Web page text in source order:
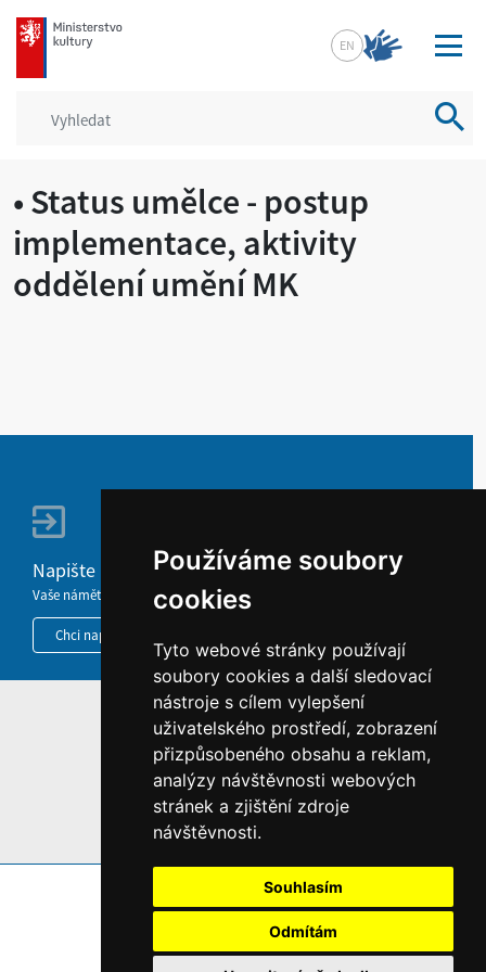
Používáme soubory
cookies
Tyto webové stránky používají
soubory cookies a další sledovací
nástroje s cílem vylepšení
uživatelského prostředí, zobrazení
přizpůsobeného obsahu a reklam,
analýzy návštěvnosti webových
stránek a zjištění zdroje
návštěvnosti.
Souhlasím
Odmítám
mkcr.cz
EN
• Status umělce - postup
implementace, aktivity
oddělení umění MK
Napište nám
Vaše náměty, komentáře, připomínky a dotazy nezůstanou bez odezvy.
Chci napsat MKČR
HOME
INFORMACE O WEBU